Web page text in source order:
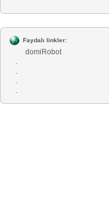
Faydalı linkler:
domiRobot
.
.
.
.